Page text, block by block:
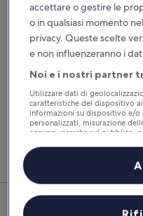
Ora del ritiro
Ho un codice sconto
Confronta i noleggi
auto insieme per
Reggio
accettare o gestire le
o in qualsiasi momento
privacy. Queste scelte
e non influenzeranno i
Noi e i nostri partner
Utilizzare dati di
caratteristiche del dispositivo
informazioni su dispositivo e/o
personalizzati, misurazione
annunci, ricerche sul pubblico,
Elenco dei partner